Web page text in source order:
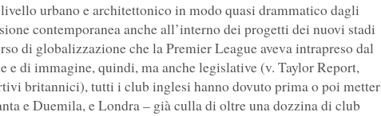
urbano e architettonico in modo quasi drammatico dagli
contemporanea anche all’interno dei progetti dei nuovi stadi
di globalizzazione che la Premier League aveva intrapreso dal
e di immagine, quindi, ma anche legislative (v. Taylor Report,
britannici), tutti i club inglesi hanno dovuto prima o poi metter
e Duemila, e Londra – già culla di oltre una dozzina di club